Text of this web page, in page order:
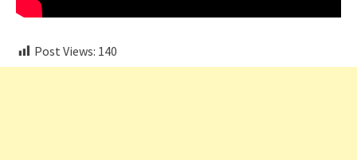
Post Views: 140